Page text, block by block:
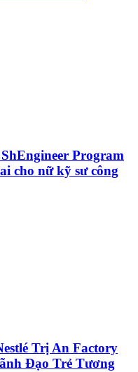
Program
cho nữ kỹ sư công
Trị An Factory
Đạo Trẻ Tương